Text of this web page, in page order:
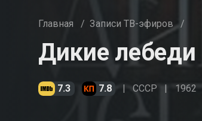
Главная / Записи ТВ-эфиров /
Дикие лебеди
7.3 7.8 СССР 1962